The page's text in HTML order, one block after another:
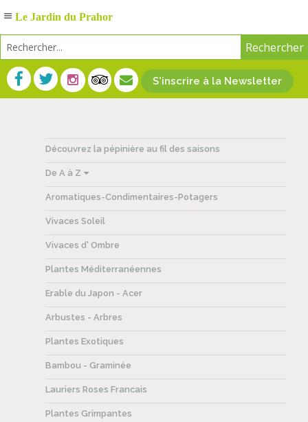
S'inscrire à la Newsletter
Découvrez la pépinière au fil des saisons
De A à Z
Aromatiques-Condimentaires-Potagers
Vivaces Soleil
Vivaces d' Ombre
Plantes Méditerranéennes
Erable du Japon - Acer
Arbustes - Arbres
Plantes Exotiques
Bambou - Graminée
Lauriers Roses Francais
Plantes Grimpantes
Le Jardin du Prahor